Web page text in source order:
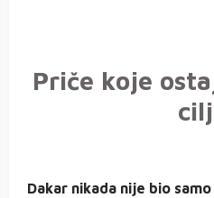
Priče koje
Dakar nikada nije bio